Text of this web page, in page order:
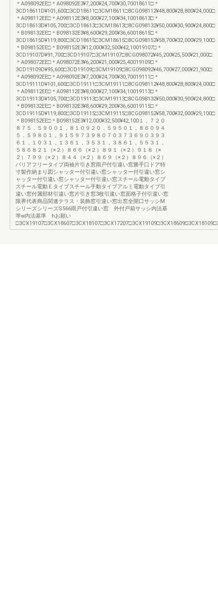
＊A098092EE□＊A098092E3¥7,200¥24,700¥30,70018611□＊
3CD18611D¥101,600□3CD18611□3CM18611□8CG098112¥48,800¥28,800¥24,000□
＊A098112EE□＊A098112E3¥8,000¥27,100¥34,10018613□＊
3CD18613D¥105,700□3CD18613□3CM18613□8CG098132¥50,000¥30,900¥24,800□
＊B098132EE□＊B098132E3¥8,600¥29,200¥36,60018615□＊
3CD18615D¥119,800□3CD18615□3CM18615□8CG098152¥58,700¥32,000¥29,100□
＊B098152EE□＊B098152E3¥12,000¥32,500¥42,10019107□＊
3CD19107D¥91,700□3CD19107□3CM19107□8CG098072¥45,200¥25,500¥21,000□
＊A098072EE□＊A098072E3¥6,200¥21,000¥25,40019109□＊
3CD19109D¥95,600□3CD19109□3CM19109□8CG098092¥46,700¥27,000¥21,900□
＊A098092EE□＊A098092E3¥7,200¥24,700¥30,70019111□＊
3CD19111D¥101,600□3CD19111□3CM19111□8CG098112¥48,800¥28,800¥24,000□
＊A098112EE□＊A098112E3¥8,000¥27,100¥34,10019113□＊
3CD19113D¥105,700□3CD19113□3CM19113□8CG098132¥50,000¥30,900¥24,800□
＊B098132EE□＊B098132E3¥8,600¥29,200¥36,60019115□＊
3CD19115D¥119,800□3CD19115□3CM19115□8CG098152¥58,700¥32,000¥29,100□
＊B098152EE□＊B098152E3¥12,000¥32,500¥42,100１，７２０
８７５．５９００１，８１０９２０．５９５０１，８６０９４
５．５９８０１，９１５９７３９８０７０３７３６９０３９３
６１，１０３１，１３６１，３５３１，３８６１，５５３１，
５８６８２１（×２）８６６（×２）８９１（×２）９１８（×
２）７９９（×２）８４４（×２）８６９（×２）８９６（×２）
バリアフリータイプ両袖片引き窓雨戸付引違い窓勝手口ドア特
寸製作納まり図シャッター付引違い窓シャッター付引違い窓シ
ャッター付引違い窓シャッター付引違い窓スチール電動タイプ
スチール電動Ｅタイプスチール手動タイプアルミ電動タイプ引
違い窓付属部材引違い窓片引き窓3枚引違い窓面格子付引違い窓
限界代表商品関連テラス・装飾窓引違い窓出窓全開口サッシM
シリーズシリーズS566雨戸付引違い窓 外付戸箱サッシ内法基
準w内法基準 hお願い